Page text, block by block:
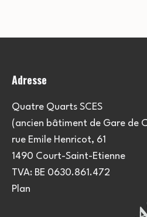
Adresse
Quatre Quarts SCES
(ancien bâtiment de Gare de
rue Emile Henricot, 61
1490 Court-Saint-Etienne
TVA: BE 0630.861.472
Plan